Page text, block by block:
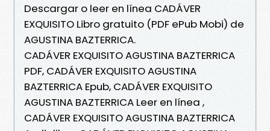
Descargar o leer en línea CADÁVER
EXQUISITO Libro gratuito (PDF ePub Mobi) de
AGUSTINA BAZTERRICA.
CADÁVER EXQUISITO AGUSTINA BAZTERRICA
PDF, CADÁVER EXQUISITO AGUSTINA
BAZTERRICA Epub, CADÁVER EXQUISITO
AGUSTINA BAZTERRICA Leer en línea ,
CADÁVER EXQUISITO AGUSTINA BAZTERRICA